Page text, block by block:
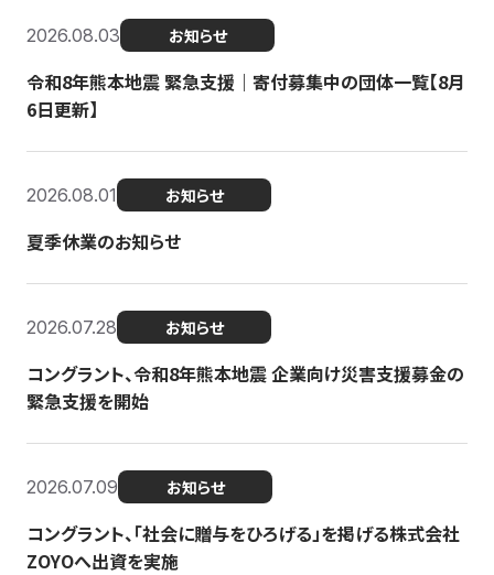
2026.08.03 お知らせ
令和8年熊本地震 緊急支援｜寄付募集中の団体一覧【8月
6日更新】
2026.08.01 お知らせ
夏季休業のお知らせ
2026.07.28 お知らせ
コングラント、令和8年熊本地震 企業向け災害支援募金の
緊急支援を開始
2026.07.09 お知らせ
コングラント、「社会に贈与をひろげる」を掲げる株式会社
ZOYOへ出資を実施